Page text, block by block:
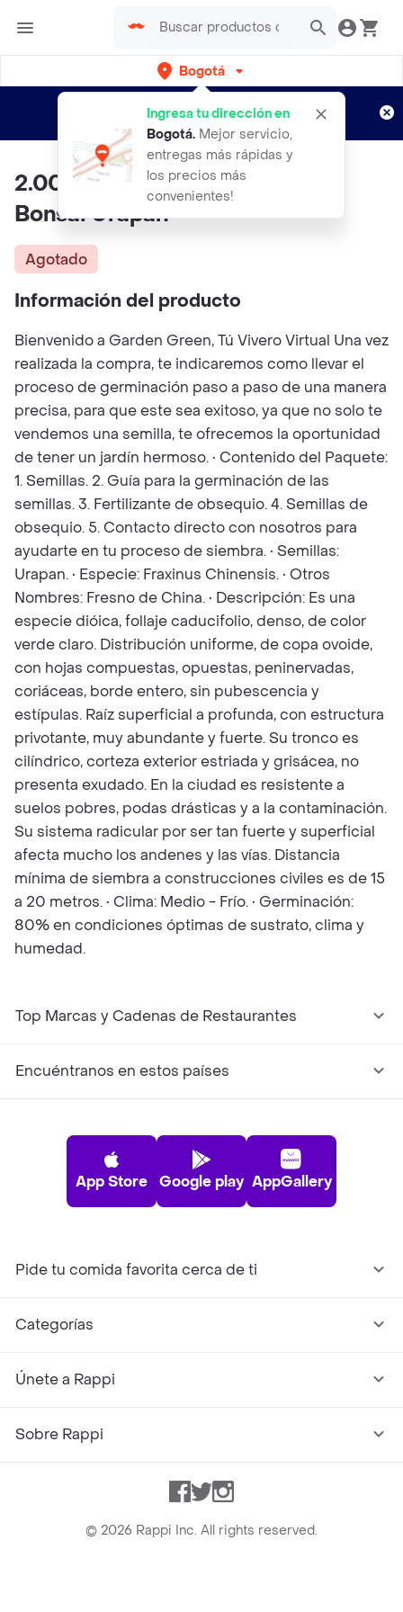
Bogotá
Ingresa tu dirección en
Bogotá. Mejor servicio,
entregas más rápidas y
los precios más
convenientes!
envíos gratis por semanas
Aplican TyC
2.000 Semillas Orgánicas De
Bonsái Urapan
Agotado
Información del producto
Bienvenido a Garden Green, Tú Vivero Virtual Una vez
realizada la compra, te indicaremos como llevar el
proceso de germinación paso a paso de una manera
precisa, para que este sea exitoso, ya que no solo te
vendemos una semilla, te ofrecemos la oportunidad
de tener un jardín hermoso. • Contenido del Paquete:
1. Semillas. 2. Guía para la germinación de las
semillas. 3. Fertilizante de obsequio. 4. Semillas de
obsequio. 5. Contacto directo con nosotros para
ayudarte en tu proceso de siembra. • Semillas:
Urapan. • Especie: Fraxinus Chinensis. • Otros
Nombres: Fresno de China. • Descripción: Es una
especie dióica, follaje caducifolio, denso, de color
verde claro. Distribución uniforme, de copa ovoide,
con hojas compuestas, opuestas, peninervadas,
coriáceas, borde entero, sin pubescencia y
estípulas. Raíz superficial a profunda, con estructura
privotante, muy abundante y fuerte. Su tronco es
cilíndrico, corteza exterior estriada y grisácea, no
presenta exudado. En la ciudad es resistente a
suelos pobres, podas drásticas y a la contaminación.
Su sistema radicular por ser tan fuerte y superficial
afecta mucho los andenes y las vías. Distancia
mínima de siembra a construcciones civiles es de 15
a 20 metros. • Clima: Medio - Frío. • Germinación:
80% en condiciones óptimas de sustrato, clima y
humedad.
Top Marcas y Cadenas de Restaurantes
Encuéntranos en estos países
App Store Google play AppGallery
Pide tu comida favorita cerca de ti
Categorías
Únete a Rappi
Sobre Rappi
Facebook
TwitterInstagram
© 2026 Rappi Inc. All rights reserved.